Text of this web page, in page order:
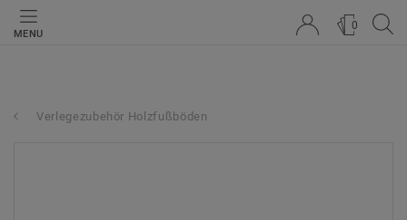
MENU
0
Verlegezubehör Holzfußböden